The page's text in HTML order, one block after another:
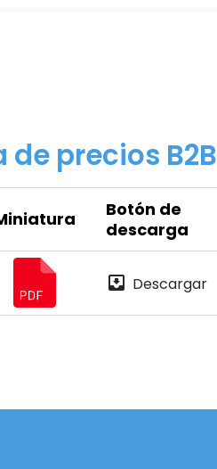
precios B2B
Botón de
descarga
Descargar